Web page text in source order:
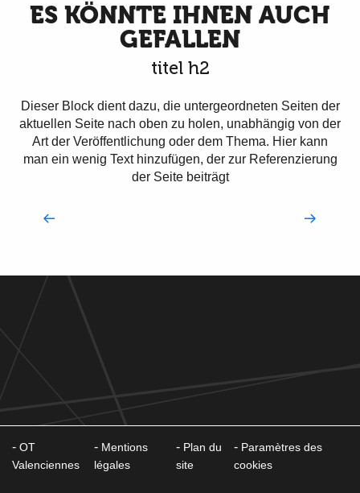
ES KÖNNTE IHNEN AUCH
GEFALLEN
titel h2
Dieser Block dient dazu, die untergeordneten Seiten der
aktuellen Seite nach oben zu holen, unabhängig von der
Art der Veröffentlichung oder dem Thema. Hier kann
man ein wenig Text hinzufügen, der zur Referenzierung
der Seite beiträgt
OT
Valenciennes
Mentions
légales
Plan du
site
Paramètres des
cookies